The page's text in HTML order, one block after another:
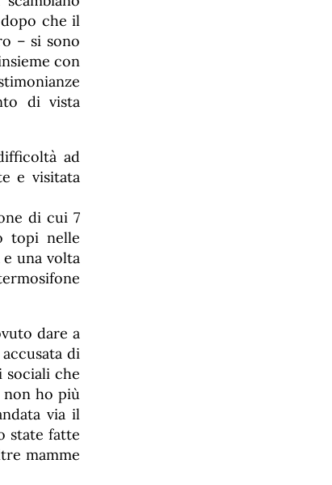
che il
– si sono
con
di vista
ad
e visitata
di cui 7
topi nelle
una volta
dare a
di
sociali che
non ho più
via il
state fatte
mamme